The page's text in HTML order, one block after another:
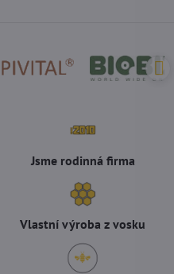
Jsme rodinná firma
Vlastní výroba z vosku